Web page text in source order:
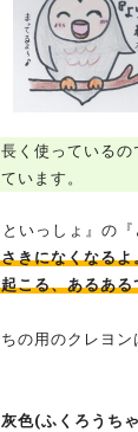
く使っている
います。
いっしょ』の
きになくなる
こる、あるある
の用のクレヨン
灰色(ふくろうち